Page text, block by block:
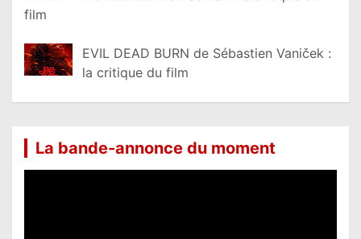
film
EVIL DEAD BURN de Sébastien Vaniček :
la critique du film
La bande-annonce du moment